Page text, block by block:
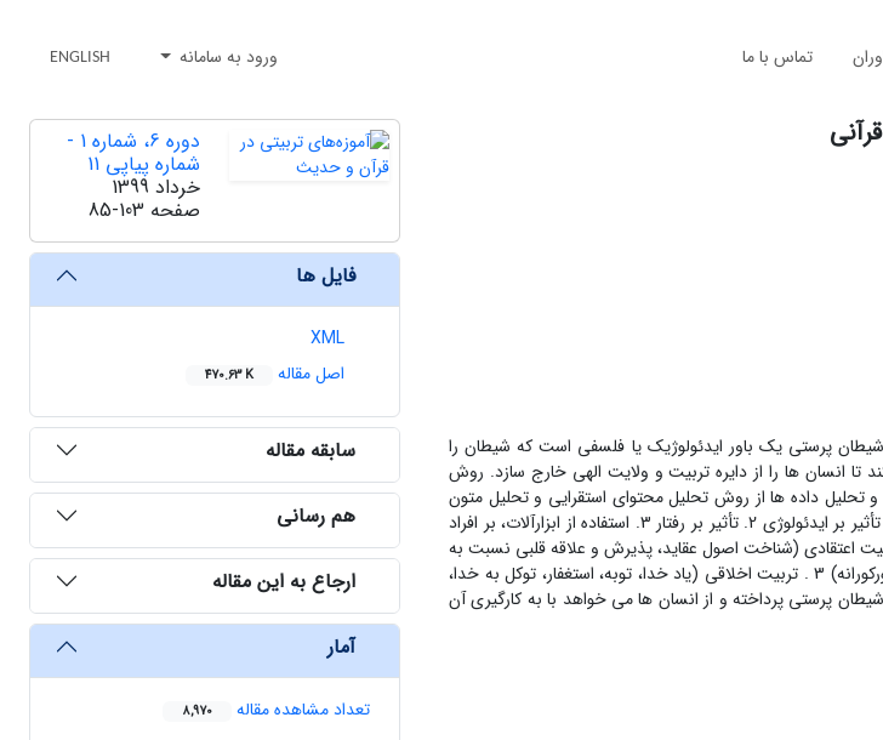
تماس با ما ورود به سامانه ENGLISH
شیطان پرستی یک باور ایدئولوژیک یا فلسفی است که شیطان را
انسان ها را از دایره تربیت و ولایت الهی خارج سازد. روش
تحلیل داده ها از روش تحلیل محتوای استقرایی و تحلیل متون
استفاده شده است. نتایج مطالعه نشان داد که شیطان پرستی با شیوه های مختلف در قالب سه مقوله 1. تأثیر بر ایدئولوژی 2. تأثیر بر رفتار 3. استفاده از ابزارآلات، بر افراد
و جوانان نفوذ می کند. قرآن کریم، با ارائه راهکارهای تربیتی مؤثر در ابعاد مختلف 1. تربیت اعتقادی (شناخت اصول عقاید، پذیرش و علاقه قلبی نسبت به
آن ها) 2. تربیت عقلانی (تزکیه، تعلیم حکمت، علم آموزی، عبرت آموزی، مشورت با خردمندان و تقلید کورکورانه) 3 . تربیت اخلاقی (یاد خدا، توبه، استغفار، توکل به خدا،
پرستی پرداخته و از انسان ها می خواهد با به کارگیری آن
دوره 6، شماره 1 -
شماره پیاپی 11
خرداد 1399
صفحه 85-103
فایل ها
XML
اصل مقاله
470.63 K
سابقه مقاله
هم رسانی
ارجاع به این مقاله
آمار
تعداد مشاهده مقاله 8,970